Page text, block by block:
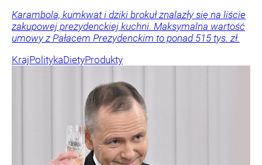
Karambola, kumkwat i dziki brokuł znalazły się na liście
zakupowej prezydenckiej kuchni. Maksymalna wartość
umowy z Pałacem Prezydenckim to ponad 515 tys. zł.
KrajPolitykaDietyProdukty